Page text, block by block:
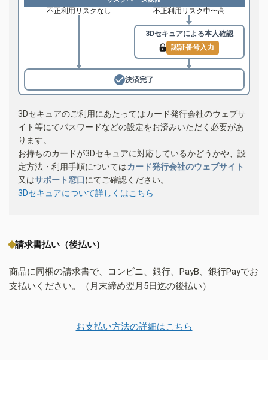
不正利用リスクなし 不正利用リスク中〜高
3Dセキュアによる本人確認
認証番号入力
決済完了
3Dセキュアのご利用にあたってはカード発行会社のウェブサ
イト等にてパスワードなどの設定をお済みいただく必要があ
ります。
お持ちのカードが3Dセキュアに対応しているかどうかや、設
定方法・利用手順についてはカード発行会社のウェブサイト
又はサポート窓口にてご確認ください。
3Dセキュアについて詳しくはこちら
請求書払い（後払い）
商品に同梱の請求書で、コンビニ、銀行、PayB、銀行Payでお
支払いください。（月末締め翌月5日迄の後払い）
お支払い方法の詳細はこちら